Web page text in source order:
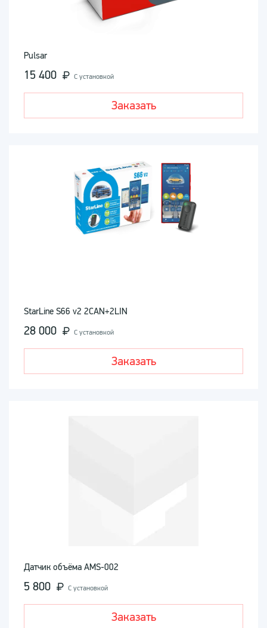
Pulsar
15 400 С установкой
Заказать
StarLine S66 v2 2CAN+2LIN
28 000 С установкой
Заказать
Датчик объёма AMS-002
5 800 С установкой
Заказать